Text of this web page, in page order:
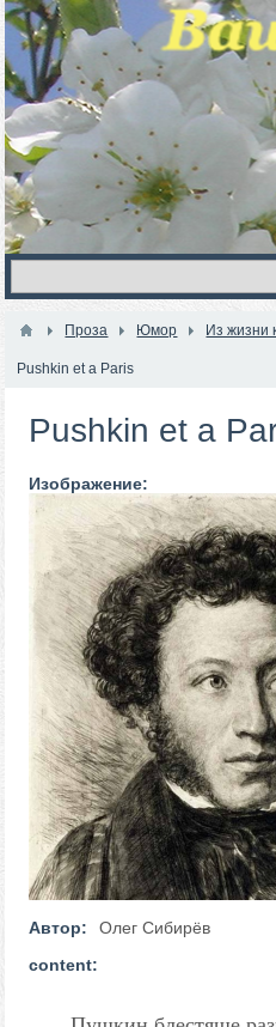
Проза Юмор Из жизни
Pushkin et a Paris
Pushkin et a
Изображение:
Автор:
Олег Сибирёв
content: